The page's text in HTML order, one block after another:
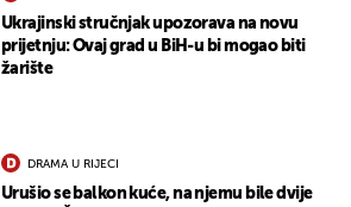
Ukrajinski stručnjak upozorava na novu
prijetnju: Ovaj grad u BiH-u bi mogao biti
žarište
DRAMA U RIJECI
Urušio se balkon kuće, na njemu bile dvije